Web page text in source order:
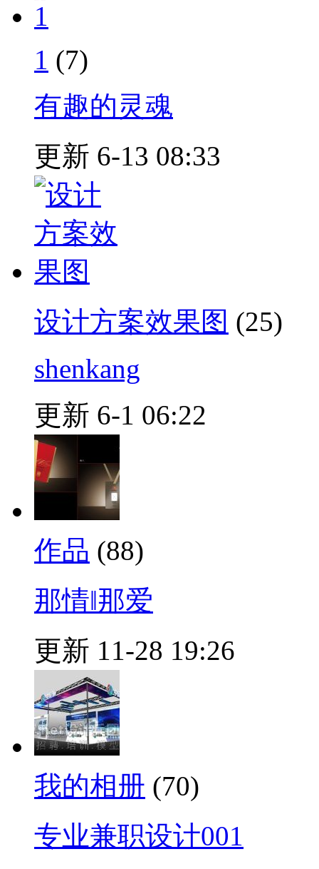
1 (7)
有趣的灵魂
更新 6-13 08:33
设计方案效果图 (25)
shenkang
更新 6-1 06:22
作品 (88)
那情‖那爱
更新 11-28 19:26
我的相册 (70)
专业兼职设计001